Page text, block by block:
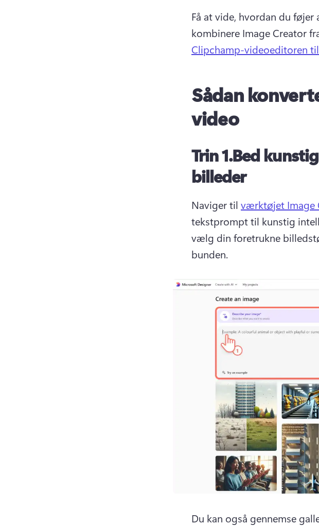
Få at vide, hvordan du
kombinere Image Creator
Clipchamp-videoeditoren
Sådan
video
Trin 1.Bed
billeder
Naviger til værktøjet Image
tekstprompt til kunstig
vælg din foretrukne
bunden.
Du kan også gennemse